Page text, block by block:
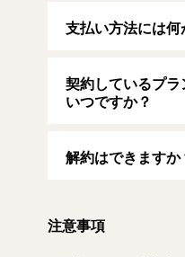
支払い方法には何
す。
【クレジットカード
契約しているプ
いつですか？
ンのご利用期間は
解約はできますか
事をお読みいただけ
注意事項